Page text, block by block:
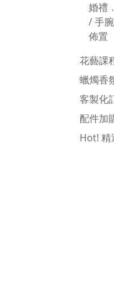
婚禮
/ 手
佈置
花藝課
蠟燭香
客製化
配件加
Hot! 精